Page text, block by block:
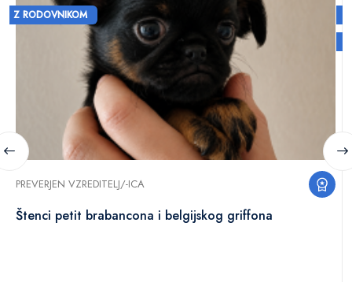
Z RODOVNIKOM
PREVERJEN VZREDITELJ/-ICA
Štenci petit brabancona i belgijskog griffona